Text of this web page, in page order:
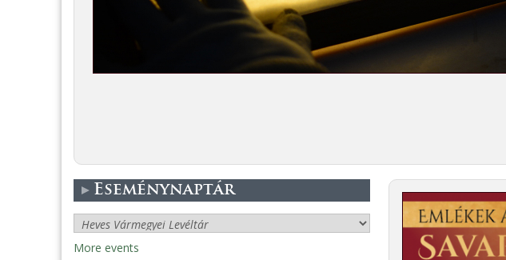
Eseménynaptár
More events